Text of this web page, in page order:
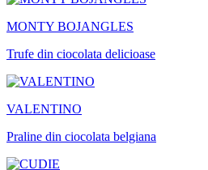
MONTY BOJANGLES
Trufe din ciocolata delicioase
VALENTINO
Praline din ciocolata belgiana